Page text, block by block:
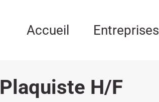
Accueil Entreprises
Plaquiste H/F